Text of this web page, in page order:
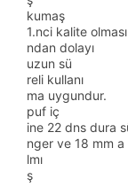
kumaş
1.nci kalite olması
ndan dolayı
uzun sü
reli kullanı
ma uygundur.
puf iç
ine 22 dns dura
nger ve 18 mm
lmı
ş